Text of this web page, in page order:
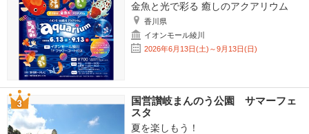
金魚と光で彩る 癒しのアクアリウム
香川県
イオンモール綾川
2026年6月13日(土)～9月13日(日)
国営讃岐まんのう公園 サマーフェ
スタ
夏を楽しもう！